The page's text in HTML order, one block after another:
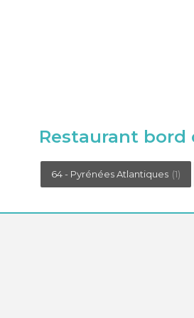
Restaurant bord
64 - Pyrénées Atlantiques (1)